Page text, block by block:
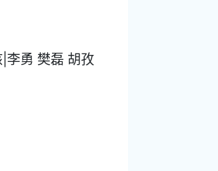
李勇 樊磊 胡孜